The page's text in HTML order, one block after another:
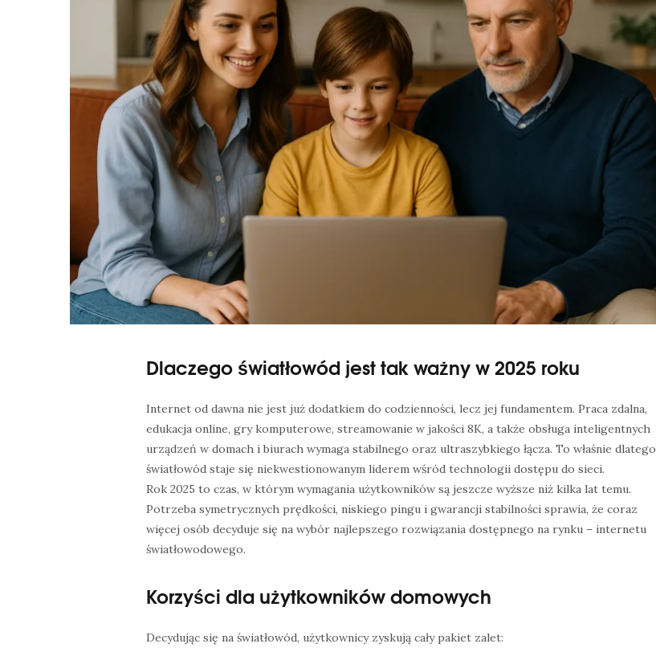
Dlaczego światłowód jest tak ważny w 2025 roku
Internet od dawna nie jest już dodatkiem do codzienności, lecz jej fundamentem. Praca zdalna,
edukacja online, gry komputerowe, streamowanie w jakości 8K, a także obsługa inteligentnych
urządzeń w domach i biurach wymaga stabilnego oraz ultraszybkiego łącza. To właśnie dlatego
światłowód staje się niekwestionowanym liderem wśród technologii dostępu do sieci.
Rok 2025 to czas, w którym wymagania użytkowników są jeszcze wyższe niż kilka lat temu.
Potrzeba symetrycznych prędkości, niskiego pingu i gwarancji stabilności sprawia, że coraz
więcej osób decyduje się na wybór najlepszego rozwiązania dostępnego na rynku – internetu
światłowodowego.
Korzyści dla użytkowników domowych
Decydując się na światłowód, użytkownicy zyskują cały pakiet zalet: